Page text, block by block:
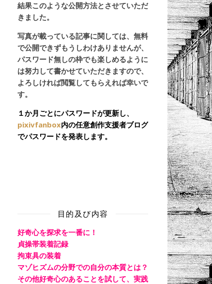
結果このような公開方法とさせていただ
きました。
写真が載っている記事に関しては、無料
で公開できずもうしわけありませんが、
パスワード無しの枠でも楽しめるように
は努力して書かせていただきますので、
よろしければ閲覧してもらえれば幸いで
す。
１か月ごとにパスワードが更新し、
pixivfanbox内の任意創作支援者ブログ
でパスワードを発表します。
目的及び内容
好奇心を探求を一番に！
貞操帯装着記録
拘束具の装着
マゾヒズムの分野での自分の本質とは？
その他好奇心のあることを試して、実践